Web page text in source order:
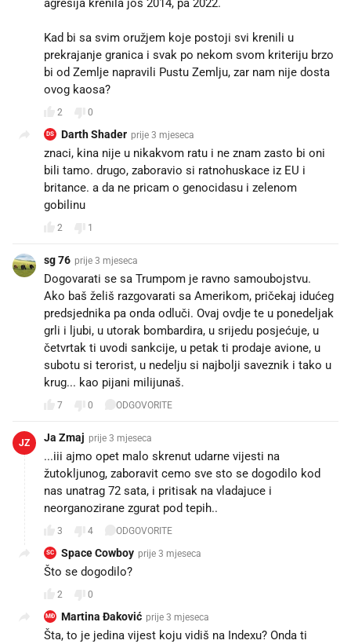
agresija krenila još 2014, pa 2022.
Kad bi sa svim oružjem koje postoji svi krenili u
prekrajanje granica i svak po nekom svom kriteriju brzo
bi od Zemlje napravili Pustu Zemlju, zar nam nije dosta
ovog kaosa?
2 0
DS Darth Shader prije 3 mjeseca
znaci, kina nije u nikakvom ratu i ne znam zasto bi oni
bili tamo. drugo, zaboravio si ratnohuskace iz EU i
britance. a da ne pricam o genocidasu i zelenom
gobilinu
2 1
sg 76 prije 3 mjeseca
Dogovarati se sa Trumpom je ravno samoubojstvu.
Ako baš želiš razgovarati sa Amerikom, pričekaj idućeg
predsjednika pa onda odluči. Ovaj ovdje te u ponedeljak
grli i ljubi, u utorak bombardira, u srijedu posjećuje, u
četvrtak ti uvodi sankcije, u petak ti prodaje avione, u
subotu si terorist, u nedelju si najbolji saveznik i tako u
krug... kao pijani milijunaš.
7 0 ODGOVORITE
JZ Ja Zmaj prije 3 mjeseca
...iii ajmo opet malo skrenut udarne vijesti na
žutokljunog, zaboravit cemo sve sto se dogodilo kod
nas unatrag 72 sata, i pritisak na vladajuce i
neorganozirane zgurat pod tepih..
3 4 ODGOVORITE
SC Space Cowboy prije 3 mjeseca
Što se dogodilo?
2 0
MĐ Martina Đaković prije 3 mjeseca
Šta, to je jedina vijest koju vidiš na Indexu? Onda ti